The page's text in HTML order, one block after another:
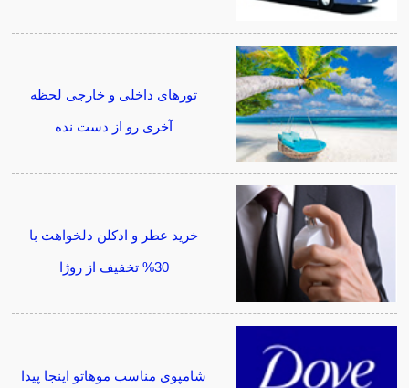
تورهای داخلی و خارجی لحظه
آخری رو از دست نده
خرید عطر و ادکلن دلخواهت با
30% تخفیف از روژا
شامپوی مناسب موهاتو اینجا پیدا